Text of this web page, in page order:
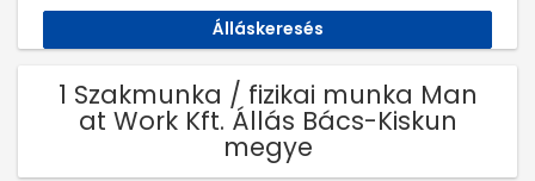
1 Szakmunka / fizikai munka Man
at Work Kft. Állás Bács-Kiskun
megye